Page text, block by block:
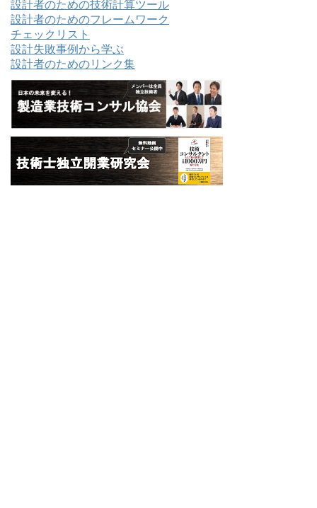
設計者のための技術計算ツール
設計者のためのフレームワーク
チェックリスト
設計失敗事例から学ぶ
設計者のためのリンク集